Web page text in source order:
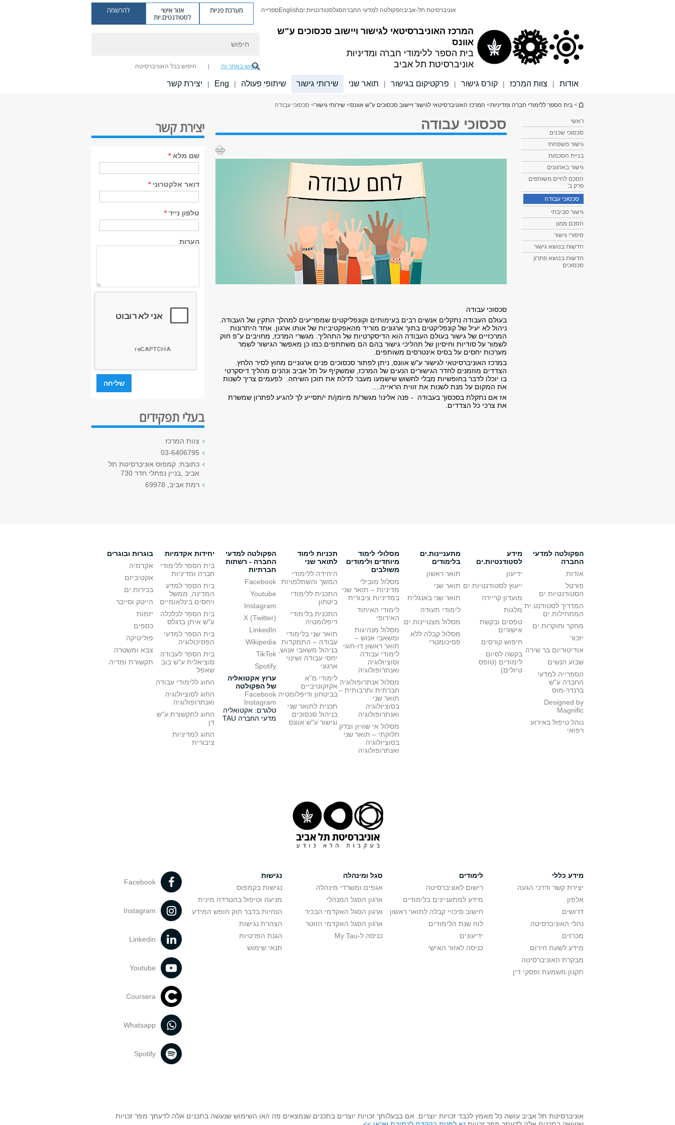
המרכז האוניברסיטאי לגישור ויישוב סכסוכים ע"ש
אוונס
בית הספר ללימודי חברה ומדיניות
אוניברסיטת תל אביב
אוניברסיטת תל-אביבהפקולטה למדעי החברהסגלסטודנטיות.יםEnglishספרייה מערכת פניות אזור אישי
לסטודנטים.יות
להרשמה
חיפוש באתר זה חיפוש בכל האוניברסיטה
אודות | צוות המרכז | קורס גישור | פרקטיקום בגישור | תואר שני שירותי גישור שיתופי פעולה |
Eng
| יצירת קשר
הינך נמצא כאן
> בית הספר ללימודי חברה ומדיניות> המרכז האוניברסיטאי לגישור ויישוב סכסוכים ע"ש אוונס> שירותי גישור> סכסוכי עבודה
ראשי
סכסוכי שכנים
גישור משפחתי
בניית הסכמות
גישור בארגונים
הסכם לחיים משותפים
פרק ב'
סכסוכי עבודה
גישור סביבתי
הסכם ממון
סיפורי גישור
חדשות בנושא גישור
חדשות בנושא פתרון
סכסוכים
סכסוכי עבודה
סכסוכי עבודה
בעולם העבודה נתקלים אנשים רבים בעימותים וקונפליקטים שמפריעים למהלך התקין של העבודה.
ניהול לא יעיל של קונפליקטים בתוך ארגונים מוריד מהאפקטיביות של אותו ארגון. אחד היתרונות
המרכזיים של גישור בעולם העבודה הוא הדיסקרטיות של התהליך. מגשרי המרכז, מחויבים ע"פ חוק
לשמור על סודיות וחיסיון של תהליכי גישור בהם הם משתתפים.כמו כן מאפשר הגישור לשמר
מערכות יחסים על בסיס אינטרסים משותפים.
במרכז האוניברסיטאי לגישור ע"ש אוונס, ניתן לפתור סכסוכים פנים ארגוניים מחוץ לסיר הלחץ.
הצדדים מוזמנים לחדר הגישורים הנעים של המרכז, שמשקיף על תל אביב ונהנים מהליך דיסקרטי
בו יוכלו לדבר בחופשיות מבלי לחשוש שישמעו מעבר לדלת את תוכן השיחה. לפעמים צריך לשנות
את המקום על מנת לשנות את זווית הראייה....
אז אם נתקלת בסכסוך בעבודה - פנה אלינו! מגשר/ת מיומן/ת י/תסייע לך להגיע לפתרון שמשרת
את צרכי כל הצדדים.
יצירת קשר
שם מלא*
דואר אלקטרוני*
טלפון נייד*
הערות
בעלי תפקידים
צוות המרכז
03-6406795
כתובת: קמפוס אוניברסיטת תל
אביב ,בניין נפתלי חדר 730
רמת אביב, 69978
הפקולטה למדעי
החברה
אודות
פורטל
הסטודנטיות.ים
המדריך לסטודנט.ית
המתחילות.ים
מחקר וחוקרות.ים
יזכור
אודיטוריום בר שירה
שבוע הנשים
הספרייה למדעי
החברה ע"ש
ברנדר-מוס
Designed by
Magnific
נוהל טיפול באירוע
רפואי
מידע
לסטודנטיות.ים
ידיעון
ייעוץ לסטודנטיות.ים
מועדון קריירה
מלגות
טפסים ובקשת
אישורים
חיפוש קורסים
בקשה לסיום
לימודים (טופס
טיולים)
מתעניינות.ים
בלימודים
תואר ראשון
תואר שני
תואר שני באנגלית
לימודי תעודה
מסלול מצטיינות.ים
מסלול קבלה ללא
פסיכומטרי
מסלולי לימוד
מיוחדים ולימודים
משולבים
מסלול מובילי
מדיניות – תואר שני
במדיניות ציבורית
לימודי האיחוד
האירופי
מסלול מנהיגות
ומשאבי אנוש –
תואר ראשון דו-חוגי
לימודי עבודה
וסוציולוגיה
ואנתרופולוגיה
מסלול אנתרופולוגיה
חברתית ותרבותית –
תואר שני
בסוציולוגיה
ואנתרופולוגיה
מסלול אי שוויון וצדק
חלוקתי – תואר שני
בסוציולוגיה
ואנתרופולוגיה
תכניות לימוד
לתואר שני
היחידה ללימודי
המשך והשתלמויות
התכנית ללימודי
ביטחון
התכנית בלימודי
דיפלומטיה
תואר שני בלימודי
עבודה – התמקדות
בניהול משאבי אנוש,
יחסי עבודה ושינוי
ארגוני
לימודי מ"א
אקזקוטיביים
בביטחון ודיפלומטיה
תכנית לתואר שני
בניהול סכסוכים
וגישור ע"ש אוונס
הפקולטה למדעי
החברה - רשתות
חברתיות
Facebook
Youtube
Instagram
X (Twitter)
LinkedIn
Wikipedia
TikTok
Spotify
ערוץ אקטואליה
של הפקולטה
Facebook
Instagram
טלגרם: אקטואליה
מדעי החברה TAU
יחידות אקדמיות
בית הספר ללימודי
חברה ומדיניות
בית הספר למדע
המדינה, ממשל
ויחסים בינלאומיים
בית הספר לכלכלה
ע"ש איתן ברגלס
בית הספר למדעי
הפסיכולוגיה
בית הספר לעבודה
סוציאלית ע"ש בוב
שאפל
החוג ללימודי עבודה
החוג לסוציולוגיה
ואנתרופולוגיה
החוג לתקשורת ע"ש
דן
החוג למדיניות
ציבורית
בוגרות ובוגרים
אקדמיה
אקטיביזם
בכירות.ים
הייטק וסייבר
יזמות
כספים
פוליטיקה
צבא ומשטרה
תקשורת ומדיה
מידע כללי
יצירת קשר ודרכי הגעה
אלפון
דרושים
נהלי האוניברסיטה
מכרזים
מידע לשעת חירום
מבקרת האוניברסיטה
תקנון משמעת ופסקי דין
לימודים
רישום לאוניברסיטה
מידע למתעניינים בלימודים
חישוב סיכויי קבלה לתואר ראשון
לוח שנת הלימודים
ידיעונים
כניסה לאזור האישי
סגל ומינהלה
אגפים ומשרדי מינהלה
ארגון הסגל המנהלי
ארגון הסגל האקדמי הבכיר
ארגון הסגל האקדמי הזוטר
כניסה ל-My Tau
נגישות
נגישות בקמפוס
מניעה וטיפול בהטרדה מינית
הנחיות בדבר חוק חופש המידע
הצהרת נגישות
הגנת הפרטיות
תנאי שימוש
Facebook
Instagram
Linkedin
Youtube
Coursera
Whatsapp
Spotify
אוניברסיטת תל אביב עושה כל מאמץ לכבד זכויות יוצרים. אם בבעלותך זכויות יוצרים בתכנים שנמצאים פה ו/או השימוש שנעשה בתכנים אלה לדעתך מפר זכויות